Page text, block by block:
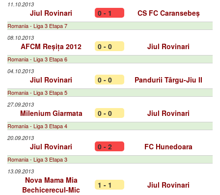
11.10.2013
Jiul Rovinari 0 - 1 CS FC Caransebeș
Romania - Liga 3 Etapa 7
08.10.2013
AFCM Reșița 2012 0 - 0 Jiul Rovinari
Romania - Liga 3 Etapa 6
04.10.2013
Jiul Rovinari 0 - 0 Pandurii Târgu-Jiu II
Romania - Liga 3 Etapa 5
27.09.2013
Milenium Giarmata 0 - 0 Jiul Rovinari
Romania - Liga 3 Etapa 4
20.09.2013
Jiul Rovinari 0 - 2 FC Hunedoara
Romania - Liga 3 Etapa 3
13.09.2013
Nova Mama Mia
Bechicerecul-Mic
1 - 1 Jiul Rovinari